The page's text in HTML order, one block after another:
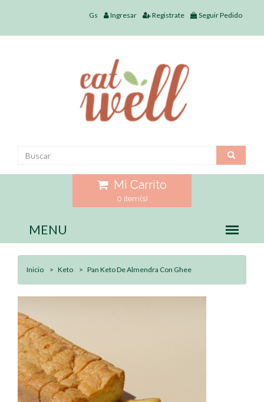
Gs Ingresar Registrate Seguir Pedido
Mi Carrito
0 item(s)
Inicio Keto Pan Keto De Almendra Con Ghee